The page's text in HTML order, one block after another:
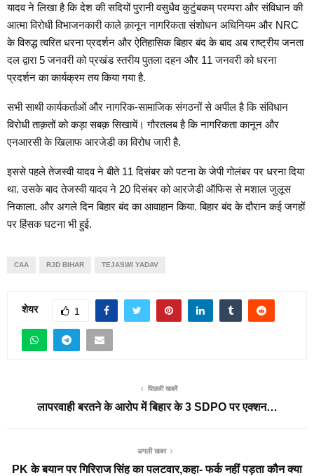
यादव ने लिखा है कि देश की सदियों पुरानी वसुधैव कुटुंबकम् परम्परा और संविधान की
आत्मा विरोधी विभाजनकारी काले क़ानून नागरिकता संशोधन अधिनियम और NRC
के विरुद्ध त्वरित धरना प्रदर्शन और ऐतिहासिक बिहार बंद के बाद अब राष्ट्रीय जनता
दल द्वारा 5 जनवरी को प्रखंड स्तरीय पुतला दहन और 11 जनवरी को धरना
प्रदर्शन का कार्यक्रम तय किया गया है.
सभी साथी कार्यकर्ताओं और नागरिक-सामाजिक संगठनों से अपील है कि संविधान
विरोधी ताक़तों को कड़ा सबक़ सिखायें। गौरतलब है कि नागरिकता कानून और
एनआरसी के खिलाफ आरजेडी का विरोध जारी है.
इससे पहले तेजस्वी यादव ने बीते 11 दिसंबर को पटना के जेपी गोलंबर पर धरना दिया
था. उसके बाद तेजस्वी यादव ने 20 दिसंबर को आरजेडी ऑफिस से मशाल जुलूस
निकाला. और अगले दिन बिहार बंद का आवाहान किया. बिहार बंद के दौरान कई जगहों
पर हिंसक घटना भी हुई.
CAA RJD BIHAR TEJASWI YADAV
शेयर 1
पिछली खबरें
लापरवाही बरतने के आरोप में बिहार के 3 SDPO पर एक्शन…
अगली खबर
PK के बयान पर गिरिराज सिंह का पलटवार,कहा- फर्क नहीं पड़ता कौन क्या